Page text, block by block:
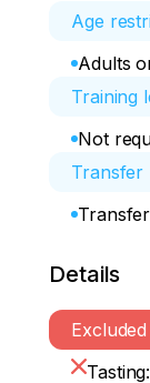
Age
Adults
Training
Not
Transfer
Details
Excluded